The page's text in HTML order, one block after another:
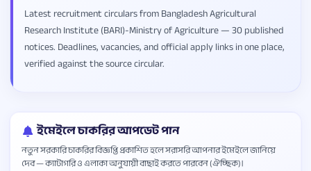
Latest recruitment circulars from Bangladesh Agricultural
Research Institute (BARI)-Ministry of Agriculture — 30 published
notices. Deadlines, vacancies, and official apply links in one place,
verified against the source circular.
ইমেইলে চাকরির আপডেট পান
নতুন সরকারি চাকরির বিজ্ঞপ্তি প্রকাশিত হলে সরাসরি আপনার ইমেইলে জানিয়ে
দেব — ক্যাটাগরি ও এলাকা অনুযায়ী বাছাই করতে পারবেন (ঐচ্ছিক)।